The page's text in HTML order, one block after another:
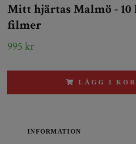
Mitt hjärtas Malmö - 10
filmer
995 kr
LÄGG I
INFORMATION